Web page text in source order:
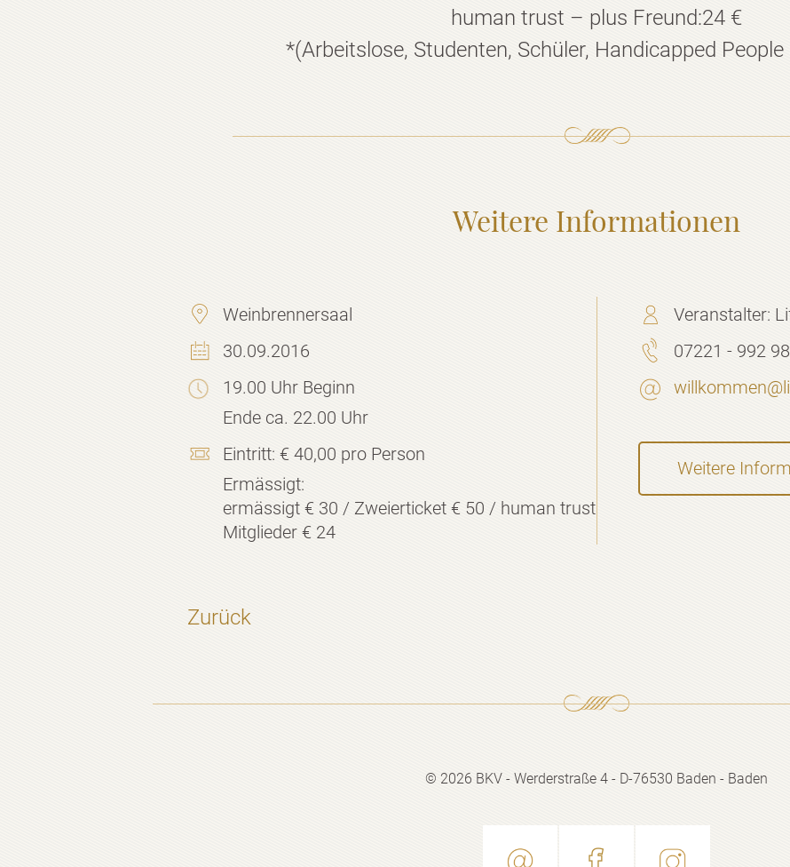
human trust – plus Freund:24 €
*(Arbeitslose, Studenten, Schüler, Handicapped People
Weitere Informationen
Weinbrennersaal
30.09.2016
19.00 Uhr Beginn
Ende ca. 22.00 Uhr
Eintritt: € 40,00 pro Person
Ermässigt:
ermässigt € 30 / Zweierticket € 50 / human trust
Mitglieder € 24
Veranstalter:
07221 - 992
Weitere
Zurück
© 2026 BKV - Werderstraße 4 - D-76530 Baden - Baden